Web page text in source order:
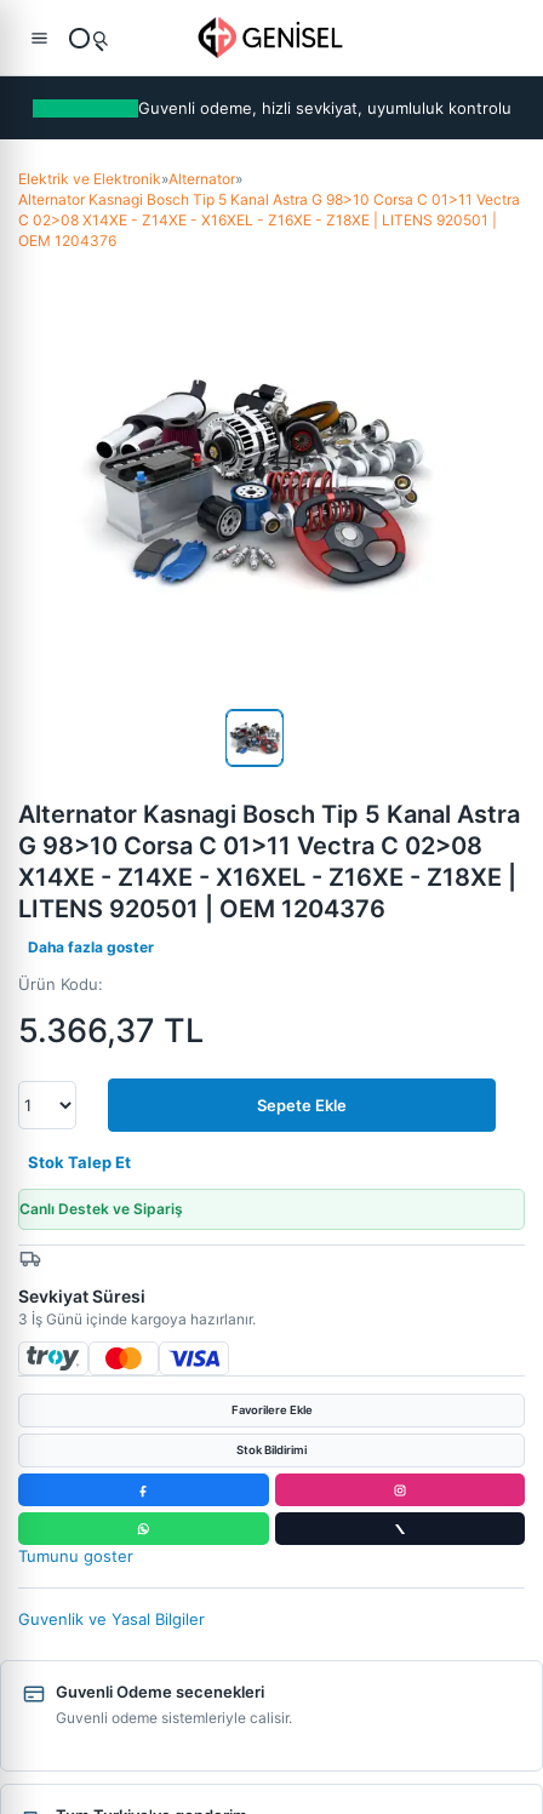
Guvenli odeme, hizli sevkiyat, uyumluluk kontrolu
Elektrik ve Elektronik»Alternator»
Alternator Kasnagi Bosch Tip 5 Kanal Astra G 98>10 Corsa C 01>11 Vectra
C 02>08 X14XE - Z14XE - X16XEL - Z16XE - Z18XE | LITENS 920501 |
OEM 1204376
Alternator Kasnagi Bosch Tip 5 Kanal Astra
G 98>10 Corsa C 01>11 Vectra C 02>08
X14XE - Z14XE - X16XEL - Z16XE - Z18XE |
LITENS 920501 | OEM 1204376
Daha fazla goster
Ürün Kodu:
5.366,37 TL
Sepete Ekle
Stok Talep Et
Canlı Destek ve Sipariş
Sevkiyat Süresi
3 İş Günü içinde kargoya hazırlanır.
Favorilere Ekle
Stok Bildirimi
Tumunu goster
Guvenlik ve Yasal Bilgiler
Guvenli Odeme secenekleri
Guvenli odeme sistemleriyle calisir.